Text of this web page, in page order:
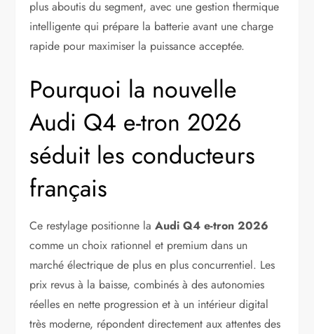
plus aboutis du segment, avec une gestion thermique
intelligente qui prépare la batterie avant une charge
rapide pour maximiser la puissance acceptée.
Pourquoi la nouvelle
Audi Q4 e-tron 2026
séduit les conducteurs
français
Ce restylage positionne laAudi Q4 e-tron 2026
comme un choix rationnel et premium dans un
marché électrique de plus en plus concurrentiel. Les
prix revus à la baisse, combinés à des autonomies
réelles en nette progression et à un intérieur digital
très moderne, répondent directement aux attentes des